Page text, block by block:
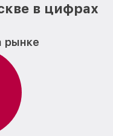
в цифрах
рынке